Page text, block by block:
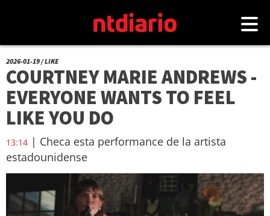
2026-01-19 / LIKE
COURTNEY MARIE ANDREWS -
EVERYONE WANTS TO FEEL
LIKE YOU DO
13:14 | Checa esta performance de la artista
estadounidense